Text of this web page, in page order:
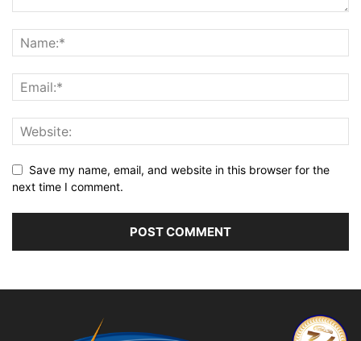
Save my name, email, and website in this browser for the
next time I comment.